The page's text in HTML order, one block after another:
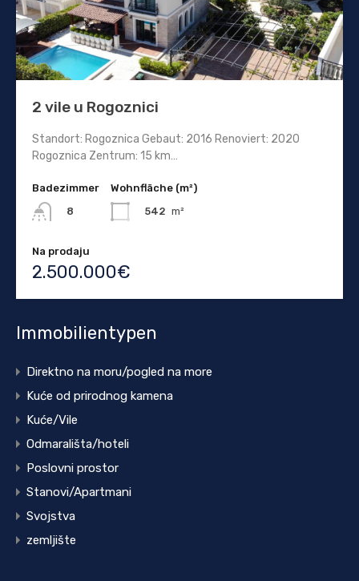
2 vile u Rogoznici
Standort: Rogoznica Gebaut: 2016 Renoviert: 2020
Rogoznica Zentrum: 15 km…
Badezimmer
8
Wohnfläche (m²)
542 m²
Na prodaju
2.500.000€
Immobilientypen
Direktno na moru/pogled na more
Kuće od prirodnog kamena
Kuće/Vile
Odmarališta/hoteli
Poslovni prostor
Stanovi/Apartmani
Svojstva
zemljište